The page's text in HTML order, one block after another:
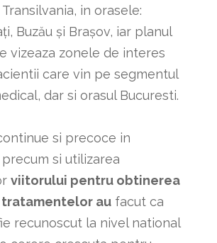
in orasele:
Buzău și Brașov, iar planul
vizeaza zonele de interes
care vin pe segmentul
dar si orasul Bucuresti.
si precoce in
si utilizarea
viitorului pentru obtinerea
tratamentelor aufacut ca
recunoscut la nivel national